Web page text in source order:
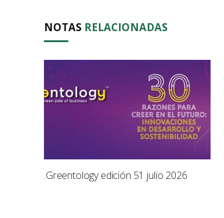
NOTAS RELACIONADAS
.Greentology edición 51 julio 2026